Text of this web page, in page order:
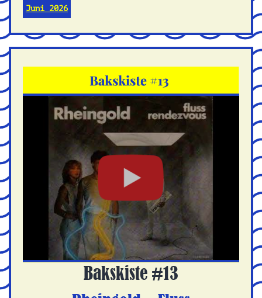
Juni 2026
Bakskiste #13